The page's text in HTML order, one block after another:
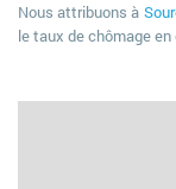
Nous attribuons à
le taux de chômage